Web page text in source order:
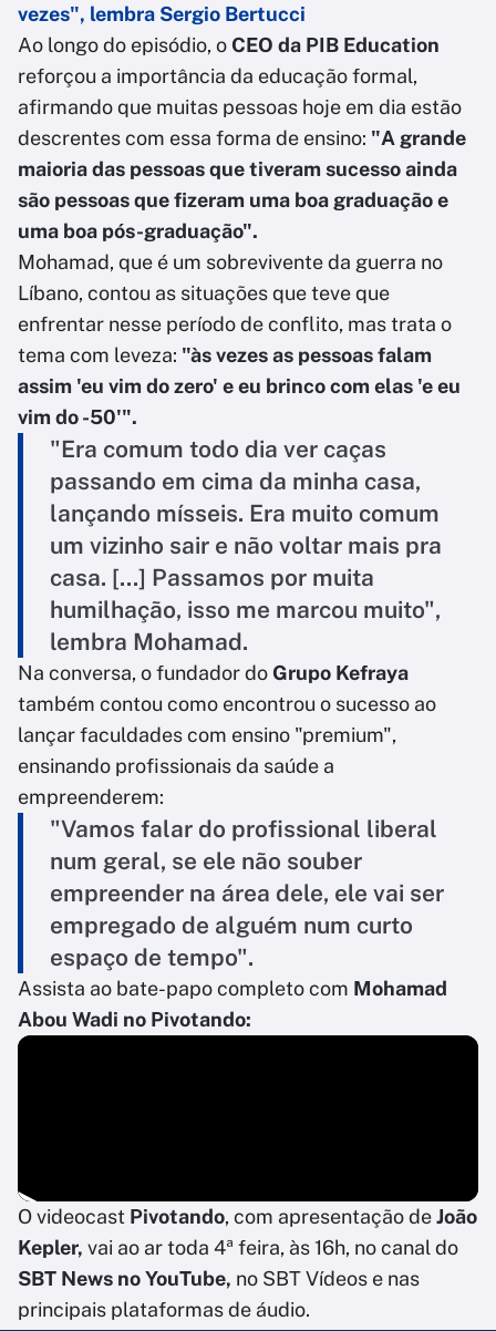
vezes", lembra Sergio Bertucci
Ao longo do episódio, oCEO da PIB Education
reforçou a importância da educação formal,
afirmando que muitas pessoas hoje em dia estão
descrentes com essa forma de ensino: "A grande
maioria das pessoas que tiveram sucesso ainda
são pessoas que fizeram uma boa graduação e
uma boa pós-graduação".
Mohamad, que é um sobrevivente da guerra no
Líbano, contou as situações que teve que
enfrentar nesse período de conflito, mas trata o
tema com leveza: "às vezes as pessoas falam
assim 'eu vim do zero' e eu brinco com elas 'e eu
vim do -50'".
"Era comum todo dia ver caças
passando em cima da minha casa,
lançando mísseis. Era muito comum
um vizinho sair e não voltar mais pra
casa. [...] Passamos por muita
humilhação, isso me marcou muito",
lembra Mohamad.
Na conversa, o fundador doGrupo Kefraya
também contou como encontrou o sucesso ao
lançar faculdades com ensino "premium",
ensinando profissionais da saúde a
empreenderem:
"Vamos falar do profissional liberal
num geral, se ele não souber
empreender na área dele, ele vai ser
empregado de alguém num curto
espaço de tempo".
Assista ao bate-papo completo com Mohamad
Abou Wadi no Pivotando:
O videocast Pivotando, com apresentação deJoão
Kepler, vai ao ar toda 4ª feira, às 16h, no canal do
SBT News no YouTube, no SBT Vídeos e nas
principais plataformas de áudio.